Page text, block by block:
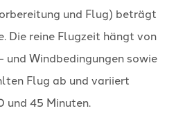
und Flug) beträgt
Die reine Flugzeit hängt von
und Windbedingungen sowie
Flug ab und variiert
und 45 Minuten.